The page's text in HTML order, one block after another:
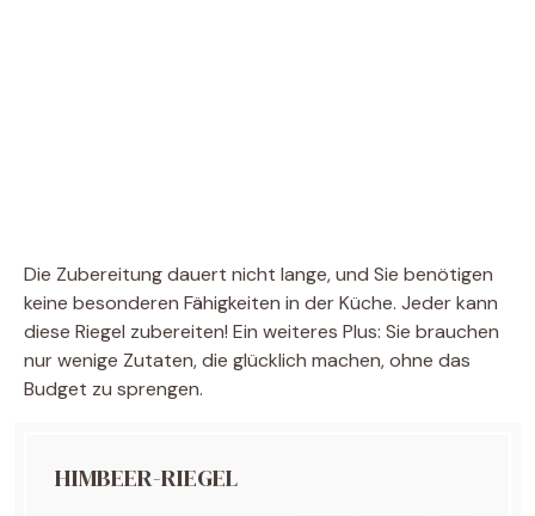
Die Zubereitung dauert nicht lange, und Sie benötigen
keine besonderen Fähigkeiten in der Küche. Jeder kann
diese Riegel zubereiten! Ein weiteres Plus: Sie brauchen
nur wenige Zutaten, die glücklich machen, ohne das
Budget zu sprengen.
HIMBEER-RIEGEL